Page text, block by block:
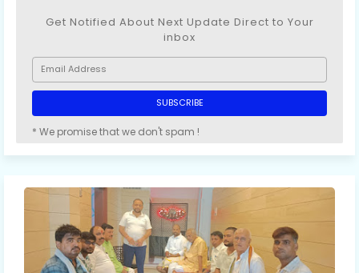
Get Notified About Next Update Direct to Your
inbox
* We promise that we don't spam !